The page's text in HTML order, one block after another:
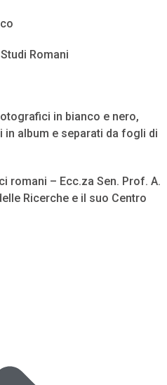
Romani
in bianco e nero,
album e separati da fogli di
romani – Ecc.za Sen. Prof. A.
Ricerche e il suo Centro